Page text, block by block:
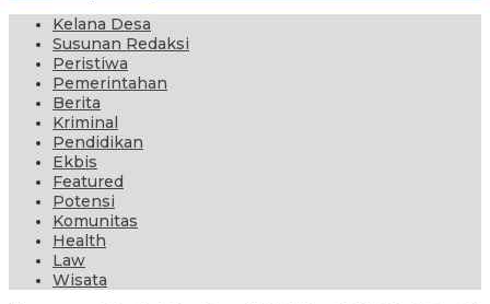
Kelana Desa
Susunan Redaksi
Peristiwa
Pemerintahan
Berita
Kriminal
Pendidikan
Ekbis
Featured
Potensi
Komunitas
Health
Law
Wisata